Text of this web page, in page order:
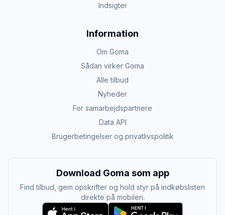
Indsigter
Information
Om Goma
Sådan virker Goma
Alle tilbud
Nyheder
For samarbejdspartnere
Data API
Brugerbetingelser og privatlivspolitik
Download Goma som app
Find tilbud, gem opskrifter og hold styr på indkøbslisten
direkte på mobilen.